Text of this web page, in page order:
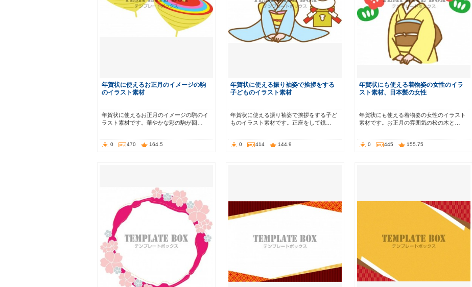
年賀状に使えるお正月のイメージの駒
のイラスト素材
年賀状に使えるお正月のイメージの駒のイ
ラスト素材です。華やかな彩の駒が回…
0 470 164.5
年賀状に使える振り袖姿で挨拶をする
子どものイラスト素材
年賀状に使える振り袖姿で挨拶をする子ど
ものイラスト素材です。正座をして鏡…
0 414 144.9
年賀状にも使える着物姿の女性のイラ
スト素材、日本髪の女性
年賀状にも使える着物姿の女性のイラスト
素材です。お正月の雰囲気の松の木と…
0 445 155.75